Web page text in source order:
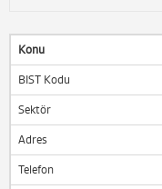
Konu
BIST Kodu
Sektör
Adres
Telefon